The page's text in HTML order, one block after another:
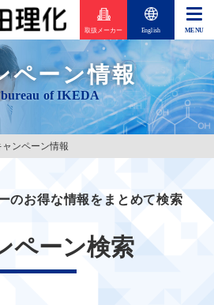
取扱メーカー English
ペーン情報
ャンペーン情報
のお得な情報をまとめて検索
ペーン検索